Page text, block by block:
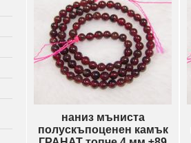
наниз мъниста
полускъпоценен камък